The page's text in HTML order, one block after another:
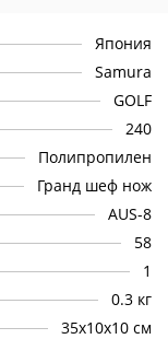
Япония
Samura
GOLF
240
Полипропилен
Гранд шеф нож
AUS-8
58
1
0.3 кг
35х10х10 см